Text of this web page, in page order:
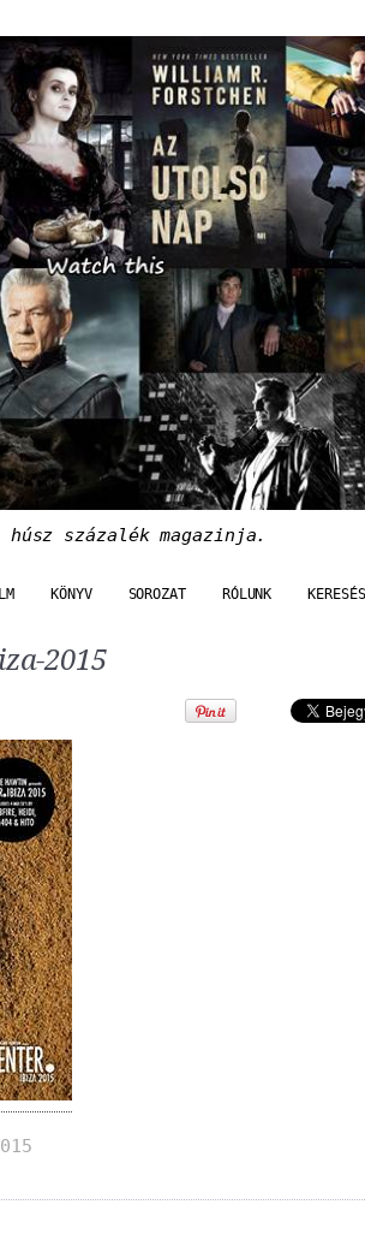
százalék magazinja.
KÖNYV SOROZAT RÓLUNK KERESÉS
2015